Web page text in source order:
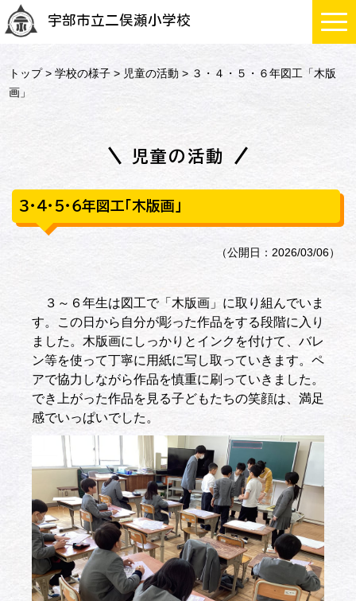
宇部市立二俣瀬小学校
トップ>学校の様子 > 児童の活動 > ３・４・５・６年図工「木版
画」
児童の活動
３・４・５・６年図工「木版画」
（公開日：2026/03/06）
３～６年生は図工で「木版画」に取り組んでいま
す。この日から自分が彫った作品をする段階に入り
ました。木版画にしっかりとインクを付けて、バレ
ン等を使って丁寧に用紙に写し取っていきます。ペ
アで協力しながら作品を慎重に刷っていきました。
でき上がった作品を見る子どもたちの笑顔は、満足
感でいっぱいでした。